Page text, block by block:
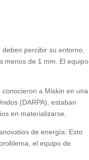
percibir su entorno,
menos de 1 mm. El equipo
a Miskin en una
(DARPA), estaban
en materializarse.
de energía. Esto
el equipo de